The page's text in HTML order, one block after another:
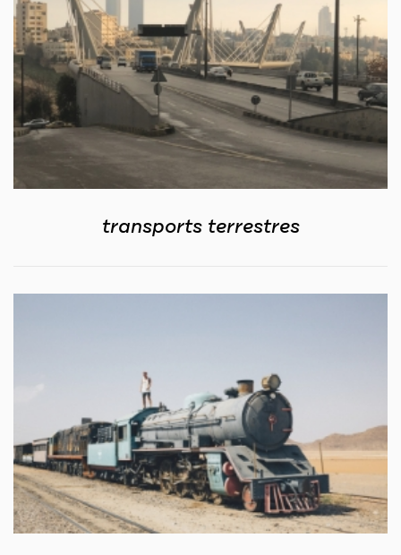
transports terrestres